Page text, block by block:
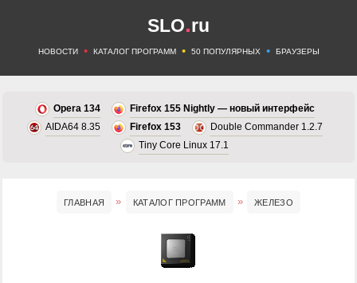
SLO.ru
НОВОСТИ • КАТАЛОГ ПРОГРАММ • 50 ПОПУЛЯРНЫХ • БРАУЗЕРЫ
Opera 134
Firefox 155 Nightly — новый интерфейс
AIDA64 8.35
Firefox 153
Double Commander 1.2.7
Tiny Core Linux 17.1
ГЛАВНАЯ КАТАЛОГ ПРОГРАММ ЖЕЛЕЗО